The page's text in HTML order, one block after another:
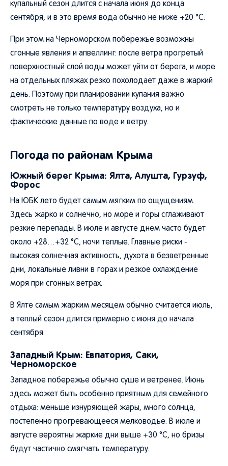
купальный сезон длится с начала июня до конца
сентября, и в это время вода обычно не ниже +20 °C.
При этом на Черноморском побережье возможны
сгонные явления и апвеллинг: после ветра прогретый
поверхностный слой воды может уйти от берега, и море
на отдельных пляжах резко похолодает даже в жаркий
день. Поэтому при планировании купания важно
смотреть не только температуру воздуха, но и
фактические данные по воде и ветру.
Погода по районам Крыма
Южный берег Крыма: Ялта, Алушта, Гурзуф,
Форос
На ЮБК лето будет самым мягким по ощущениям.
Здесь жарко и солнечно, но море и горы сглаживают
резкие перепады. В июле и августе днем часто будет
около +28…+32 °C, ночи теплые. Главные риски -
высокая солнечная активность, духота в безветренные
дни, локальные ливни в горах и резкое охлаждение
моря при сгонных ветрах.
В Ялте самым жарким месяцем обычно считается июль,
а теплый сезон длится примерно с июня до начала
сентября.
Западный Крым: Евпатория, Саки,
Черноморское
Западное побережье обычно суше и ветренее. Июнь
здесь может быть особенно приятным для семейного
отдыха: меньше изнуряющей жары, много солнца,
постепенно прогревающееся мелководье. В июле и
августе вероятны жаркие дни выше +30 °C, но бризы
будут частично смягчать температуру.